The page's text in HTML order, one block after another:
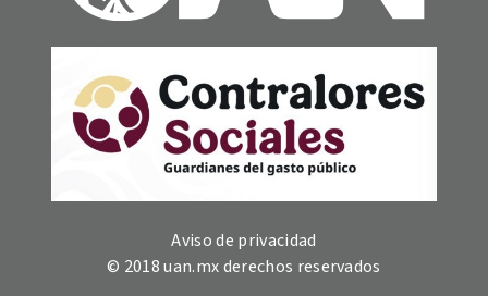
Aviso de privacidad
© 2018 uan.mx derechos reservados